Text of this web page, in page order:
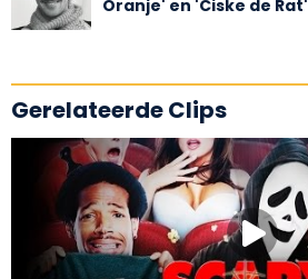
Oranje' en 'Ciske de Rat'
Gerelateerde Clips